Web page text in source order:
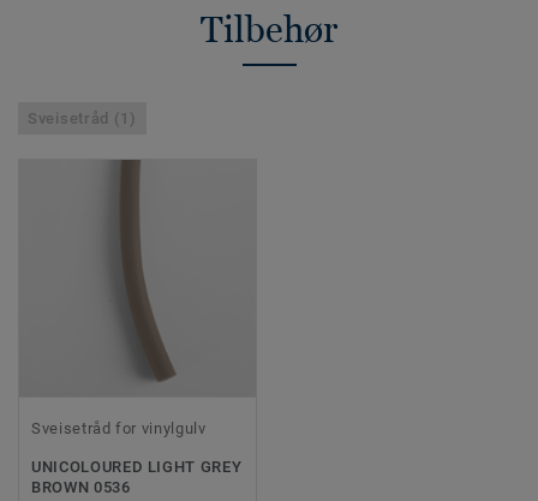
Tilbehør
Sveisetråd (1)
Sveisetråd for vinylgulv
UNICOLOURED LIGHT GREY
BROWN 0536